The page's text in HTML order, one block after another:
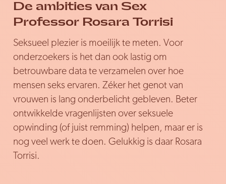
De ambities van Sex
Professor Rosara Torrisi
Seksueel plezier is moeilijk te meten. Voor
onderzoekers is het dan ook lastig om
betrouwbare data te verzamelen over hoe
mensen seks ervaren. Zéker het genot van
vrouwen is lang onderbelicht gebleven. Beter
ontwikkelde vragenlijsten over seksuele
opwinding (of juist remming) helpen, maar er is
nog veel werk te doen. Gelukkig is daar Rosara
Torrisi.